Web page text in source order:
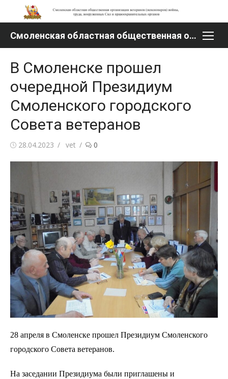
Перейти
содержимому
Смоленская областная общественная организация ветеранов (пенсионеров) войны, труда, вооруженных Сил и правоохранительных органов
В Смоленске прошел
очередной Президиум
Смоленского городского
Совета ветеранов
Опубликовано
28.04.2023 Автор
vet 0
28 апреля в Смоленске прошел Президиум Смоленского
городского Совета ветеранов.
На заседании Президиума были приглашены и